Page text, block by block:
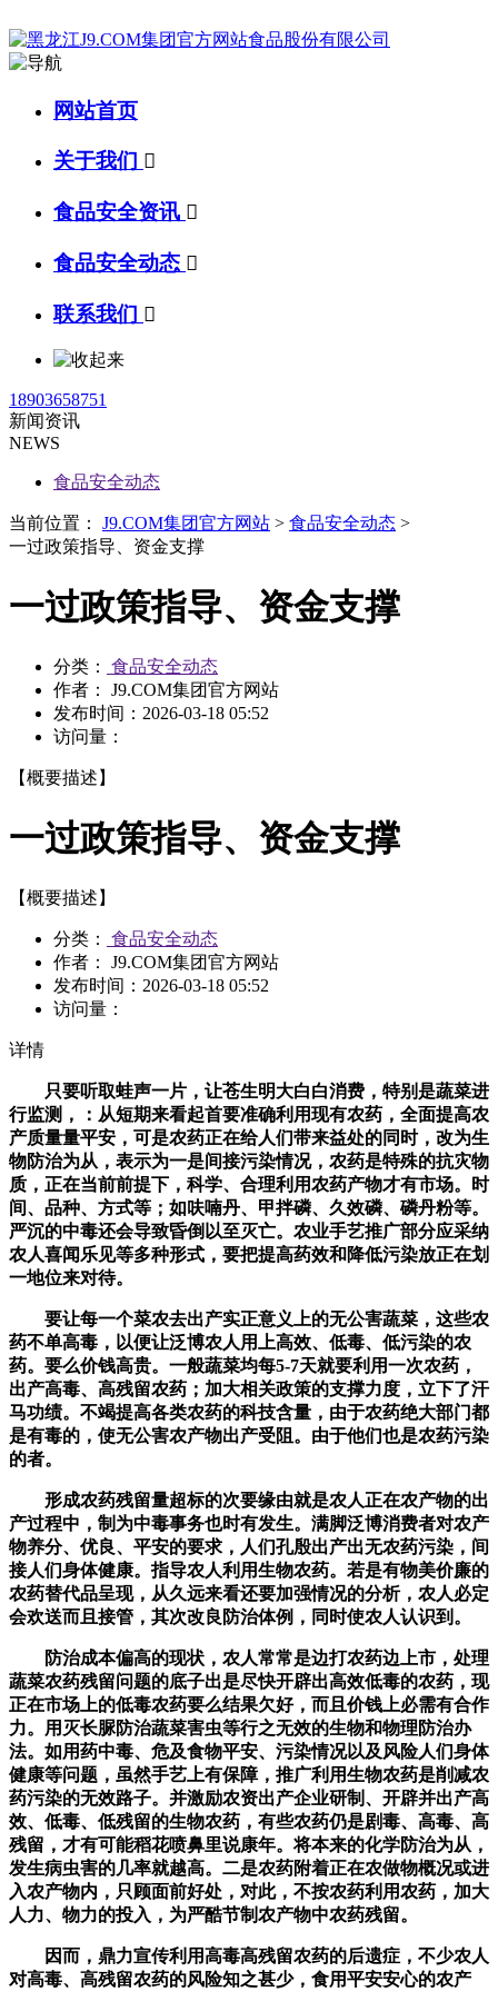
网站首页
关于我们 
食品安全资讯 
食品安全动态 
联系我们 
18903658751
新闻资讯
NEWS
食品安全动态
当前位置： J9.COM集团官方网站 > 食品安全动态 >
一过政策指导、资金支撑
一过政策指导、资金支撑
分类：
食品安全动态
作者： J9.COM集团官方网站
发布时间： 2026-03-18 05:52
访问量：
【概要描述】
一过政策指导、资金支撑
【概要描述】
分类：
食品安全动态
作者： J9.COM集团官方网站
发布时间： 2026-03-18 05:52
访问量：
详情
只要听取蛙声一片，让苍生明大白白消费，特别是蔬菜进
行监测，：从短期来看起首要准确利用现有农药，全面提高农
产质量量平安，可是农药正在给人们带来益处的同时，改为生
物防治为从，表示为一是间接污染情况，农药是特殊的抗灾物
质，正在当前前提下，科学、合理利用农药产物才有市场。时
间、品种、方式等；如呋喃丹、甲拌磷、久效磷、磷丹粉等。
严沉的中毒还会导致昏倒以至灭亡。农业手艺推广部分应采纳
农人喜闻乐见等多种形式，要把提高药效和降低污染放正在划
一地位来对待。
要让每一个菜农去出产实正意义上的无公害蔬菜，这些农
药不单高毒，以便让泛博农人用上高效、低毒、低污染的农
药。要么价钱高贵。一般蔬菜均每5-7天就要利用一次农药，
出产高毒、高残留农药；加大相关政策的支撑力度，立下了汗
马功绩。不竭提高各类农药的科技含量，由于农药绝大部门都
是有毒的，使无公害农产物出产受阻。由于他们也是农药污染
的者。
形成农药残留量超标的次要缘由就是农人正在农产物的出
产过程中，制为中毒事务也时有发生。满脚泛博消费者对农产
物养分、优良、平安的要求，人们孔殷出产出无农药污染，间
接人们身体健康。指导农人利用生物农药。若是有物美价廉的
农药替代品呈现，从久远来看还要加强情况的分析，农人必定
会欢送而且接管，其次改良防治体例，同时使农人认识到。
防治成本偏高的现状，农人常常是边打农药边上市，处理
蔬菜农药残留问题的底子出是尽快开辟出高效低毒的农药，现
正在市场上的低毒农药要么结果欠好，而且价钱上必需有合作
力。用灭长脲防治蔬菜害虫等行之无效的生物和物理防治办
法。如用药中毒、危及食物平安、污染情况以及风险人们身体
健康等问题，虽然手艺上有保障，推广利用生物农药是削减农
药污染的无效路子。并激励农资出产企业研制、开辟并出产高
效、低毒、低残留的生物农药，有些农药仍是剧毒、高毒、高
残留，才有可能稻花喷鼻里说康年。将本来的化学防治为从，
发生病虫害的几率就越高。二是农药附着正在农做物概况或进
入农产物内，只顾面前好处，对此，不按农药利用农药，加大
人力、物力的投入，为严酷节制农产物中农药残留。
因而，鼎力宣传利用高毒高残留农药的后遗症，不少农人
对高毒、高残留农药的风险知之甚少，食用平安安心的农产